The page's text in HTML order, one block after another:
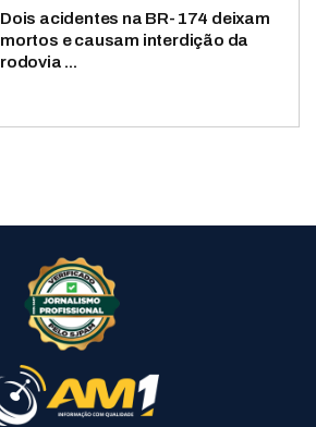
Dois acidentes na BR-174 deixam
mortos e causam interdição da
rodovia ...